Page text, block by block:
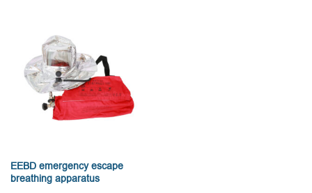
EEBD emergency escape
breathing apparatus